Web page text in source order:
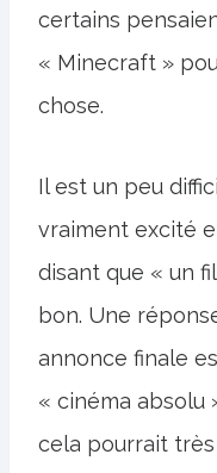
certains
« Minecraft »
chose.
Il est un peu
vraiment excité
disant que « un
bon. Une
annonce finale
« cinéma absolu
cela pourrait